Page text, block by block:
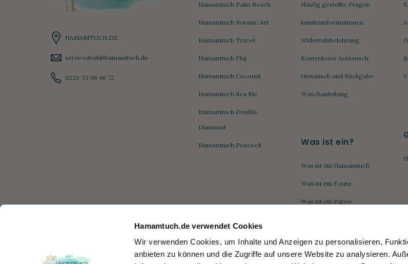
Hamamtuch.de verwendet Cookies
Wir verwenden Cookies, um Inhalte und Anzeigen zu personalisieren,
anbieten zu können und die Zugriffe auf unsere Website zu analysieren.
HAMAMTUCH.DE
servicedesk@hamamtuch.de
0221-33 96 46 72
Hamamtuch Palm Beach
Hamamtuch Botanic Art
Hamamtuch Travel
Hamamtuch Plaj
Hamamtuch Coconut
Hamamtuch Sea Me
Hamamtuch Double
Diamond
Hamamtuch Peacock
Häufig gestellte Fragen
kundeninformationen
Widerrufsbelehrung
Kostenloser Austausch
Umtausch und Rückgabe
Waschanleitung
Was ist ein?
Was ist ein Hamamtuch
Was ist ein Fouta
Was ist ein Pareo
Was ist ein Strandtuch